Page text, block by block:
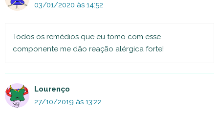
03/01/2020 às 14:52
Todos os remédios que eu tomo com esse
componente me dão reação alérgica forte!
Lourenço
27/10/2019 às 13:22